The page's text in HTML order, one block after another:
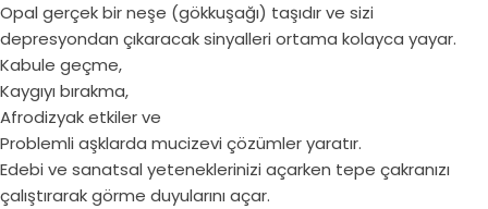
Opal gerçek bir neşe (gökkuşağı) taşıdır ve sizi
depresyondan çıkaracak sinyalleri ortama kolayca yayar.
Kabule geçme,
Kaygıyı bırakma,
Afrodizyak etkiler ve
Problemli aşklarda mucizevi çözümler yaratır.
Edebi ve sanatsal yeteneklerinizi açarken tepe çakranızı
çalıştırarak görme duyularını açar.